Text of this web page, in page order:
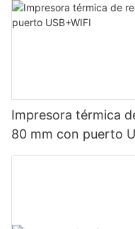
Impresora térmica
80 mm con puerto